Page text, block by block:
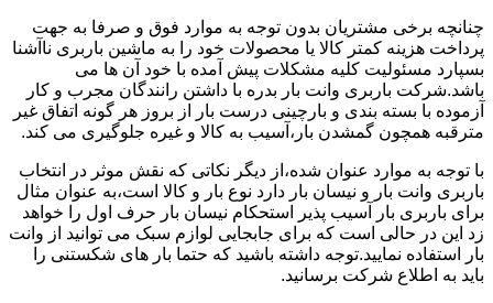
چنانچه برخی مشتریان بدون توجه به موارد فوق و صرفا به جهت
پرداخت هزینه کمتر کالا یا محصولات خود را به ماشین باربری ناآشنا
بسپارد مسئولیت کلیه مشکلات پیش آمده با خود آن ها می
باشد.شرکت باربری وانت بار بدره با داشتن رانندگان مجرب و کار
آزموده با بسته بندی و بارچینی درست بار از بروز هر گونه اتفاق غیر
مترقبه همچون گمشدن بار،آسیب به کالا و غیره جلوگیری می کند.
با توجه به موارد عنوان شده،از دیگر نکاتی که نقش موثر در انتخاب
باربری وانت بار و نیسان بار دارد نوع بار و کالا است،به عنوان مثال
برای باربری بار آسیب پذیر استحکام نیسان بار حرف اول را خواهد
زد این در حالی است که برای جابجایی لوازم سبک می توانید از وانت
بار استفاده نمایید.توجه داشته باشید که حتما بار های شکستنی را
باید به اطلاع شرکت برسانید.